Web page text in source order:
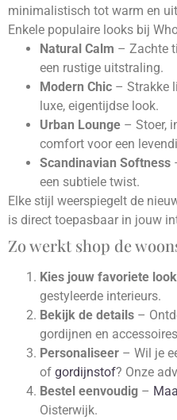
minimalistisch tot warm en
Enkele populaire looks bij
Natural Calm – Zachte
een rustige uitstraling.
Modern Chic – Strakke
luxe, eigentijdse look.
Urban Lounge – Stoer,
comfort voor een
Scandinavian Softness
een subtiele twist.
Elke stijl weerspiegelt de
is direct toepasbaar in jouw
Zo werkt shop de
Kies jouw favoriete look
gestyleerde interieurs.
Bekijk de details –
gordijnen en
Personaliseer – Wil je
of gordijnstof? Onze
Bestel eenvoudig –
Oisterwijk.